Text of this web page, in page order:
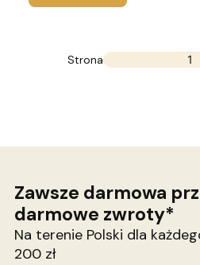
Strona
Zawsze darmowa
darmowe zwroty*
Na terenie Polski dla
200 zł